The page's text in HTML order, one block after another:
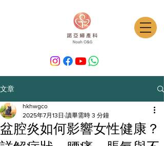
文章
盆腔炎如何影響女性健康？
hkhwgco
2025年7月13日 讀畢需時 3 分鐘